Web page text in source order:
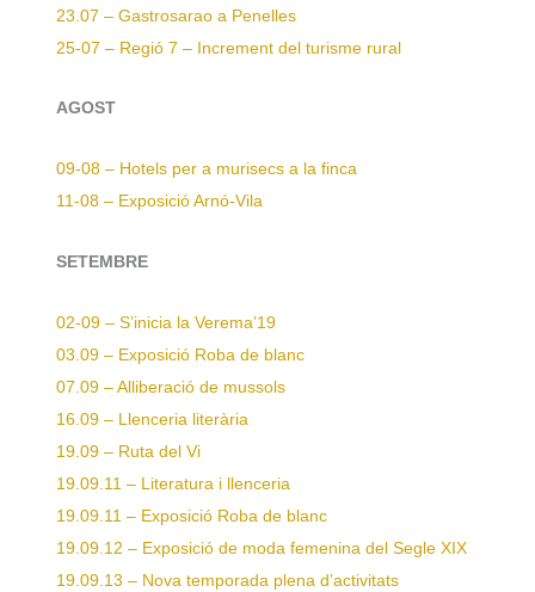
23.07 – Gastrosarao a Penelles
25-07 – Regió 7 – Increment del turisme rural
AGOST
09-08 – Hotels per a murisecs a la finca
11-08 – Exposició Arnó-Vila
SETEMBRE
02-09 – S’inicia la Verema’19
03.09 – Exposició Roba de blanc
07.09 – Alliberació de mussols
16.09 – Llenceria literària
19.09 – Ruta del Vi
19.09.11 – Literatura i llenceria
19.09.11 – Exposició Roba de blanc
19.09.12 – Exposició de moda femenina del Segle XIX
19.09.13 – Nova temporada plena d’activitats